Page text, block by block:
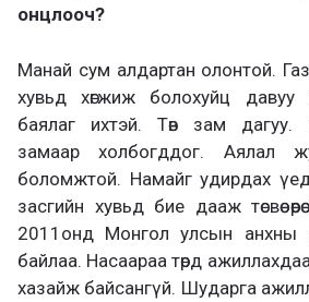
онцлооч?
Манай сум алдартан олонтой.
хувьд хөгжиж болохуйц давуу
баялаг ихтэй. Төв зам
замаар холбогддог. Аялал
боломжтой. Намайг удирдах
засгийн хувьд бие дааж төсвөө
2011онд Монгол улсын
байлаа. Насаараа төрд
хазайж байсангүй. Шударга